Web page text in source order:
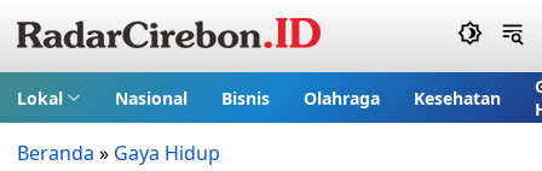
Lokal Nasional Bisnis Olahraga Kesehatan
Beranda » Gaya Hidup